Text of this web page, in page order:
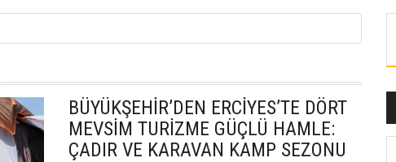
BÜYÜKŞEHİR’DEN ERCİYES’TE DÖRT
MEVSİM TURİZME GÜÇLÜ HAMLE:
ÇADIR VE KARAVAN KAMP SEZONU